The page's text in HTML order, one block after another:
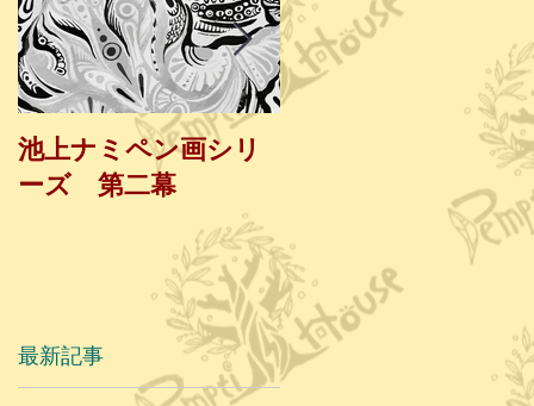
池上ナミペン画シリ
ーズ 第二幕
第４弾！最終決定
戦！！池上ナミ氏ペ
ン画シリーズプロモ
ーションのお知らせ
最新記事